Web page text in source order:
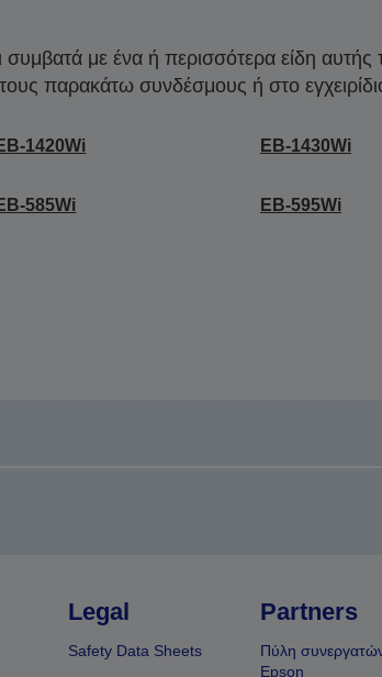
με ένα ή περισσότερα είδη αυτής
παρακάτω συνδέσμους ή στο
1420Wi EB-1430Wi
585Wi EB-595Wi
Legal
Safety Data Sheets
Partners
Πύλη
Epson